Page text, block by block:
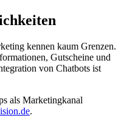
kennen kaum Grenzen.
Gutscheine und
von Chatbots ist
als Marketingkanal
.